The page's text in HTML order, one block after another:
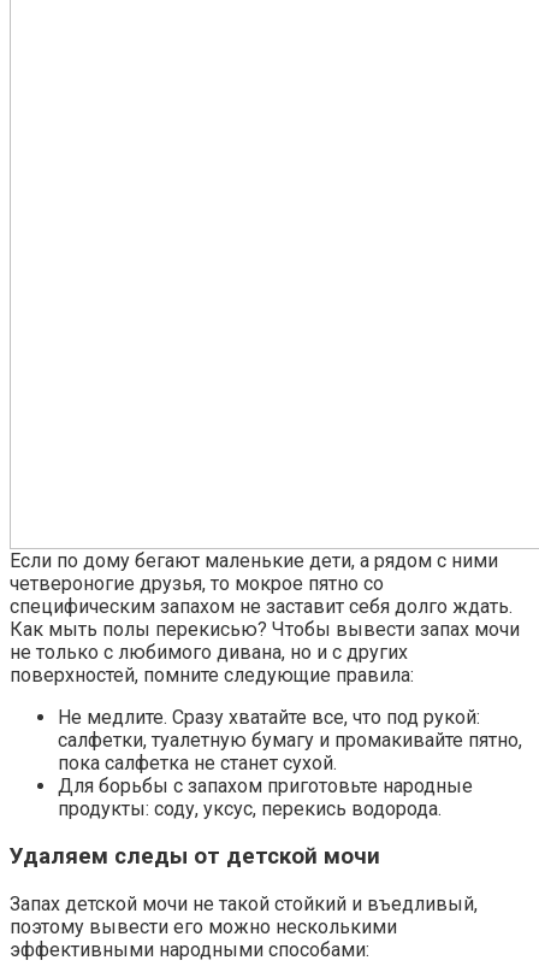
Если по дому бегают маленькие дети, а рядом с ними
четвероногие друзья, то мокрое пятно со
специфическим запахом не заставит себя долго ждать.
Как мыть полы перекисью? Чтобы вывести запах мочи
не только с любимого дивана, но и с других
поверхностей, помните следующие правила:
Не медлите. Сразу хватайте все, что под рукой:
салфетки, туалетную бумагу и промакивайте пятно,
пока салфетка не станет сухой.
Для борьбы с запахом приготовьте народные
продукты: соду, уксус, перекись водорода.
Удаляем следы от детской мочи
Запах детской мочи не такой стойкий и въедливый,
поэтому вывести его можно несколькими
эффективными народными способами: